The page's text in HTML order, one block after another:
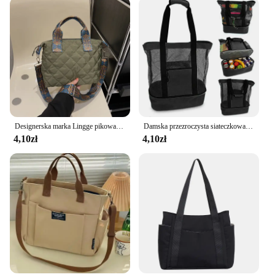
Designerska marka Lingge pikowana wyściełana duża torebka nylonowa damska luksusowy Design torby na ramię Crossbody torba na zakupy
4,10zł
Damska przezroczysta siateczkowa torba o dużej pojemności Dwuwarstwowa ochrona termiczna Duże torby plażowe na piknik Tote Office Lunch Snacks Bag
4,10zł